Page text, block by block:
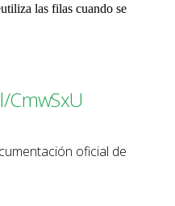
las filas cuando se
CmwSxU
oficial de